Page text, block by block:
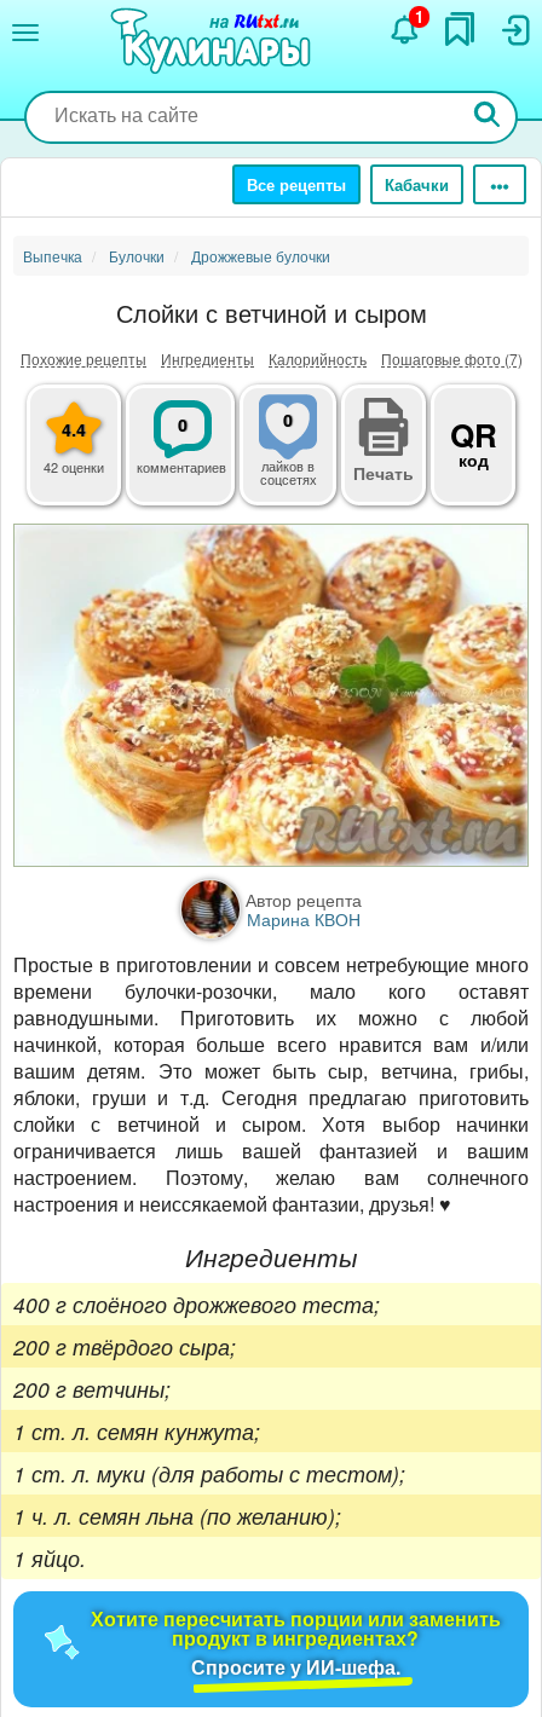
содержанию
1
Все рецепты Кабачки
Выпечка Булочки Дрожжевые булочки
Слойки с ветчиной и сыром
Похожие рецепты Ингредиенты Калорийность Пошаговые фото (7)
4.4
42 оценки
0
комментариев
0
лайковв
соцсетях Печать
QR
код
Автор рецепта
Марина КВОН
Простые в приготовлении и совсем нетребующие много
времени булочки-розочки, мало кого оставят
равнодушными. Приготовить их можно с любой
начинкой, которая больше всего нравится вам и/или
вашим детям. Это может быть сыр, ветчина, грибы,
яблоки, груши и т.д. Сегодня предлагаю приготовить
слойки с ветчиной и сыром. Хотя выбор начинки
ограничивается лишь вашей фантазией и вашим
настроением. Поэтому, желаю вам солнечного
настроения и неиссякаемой фантазии, друзья! ♥
Ингредиенты
400 г слоёного дрожжевого теста;
200 г твёрдого сыра;
200 г ветчины;
1 ст. л. семян кунжута;
1 ст. л. муки (для работы с тестом);
1 ч. л. семян льна (по желанию);
1 яйцо.
Хотите пересчитать порции или заменить
продукт в ингредиентах?
Спросите у ИИ-шефа.